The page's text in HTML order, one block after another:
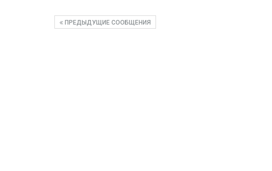
ПРЕДЫДУЩИЕ СООБЩЕНИЯ